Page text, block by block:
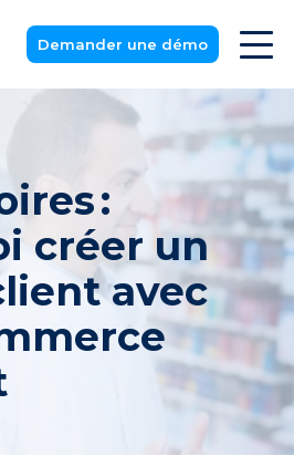
Demander une démo
:
créer un
avec